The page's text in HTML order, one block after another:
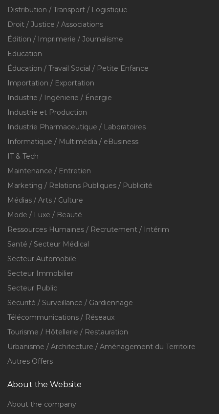
Distribution / Transport / Logistique
Droit / Justice / Associations
Édition / Imprimerie / Journalisme
Education
Éducation / Travail Social / Petite Enfance
Importation / Exportation
Industrie / Ingénierie / Énergie
Industrie et Production
Industrie Pharmaceutique / Laboratoires
Informatique / Multimédia / eBusiness
IT & Tech
Maintenance / Entretien
Marketing / Relations Publiques / Publicité
Médias / Arts / Culture
Mode / Luxe / Beauté
Ressources Humaines / Recrutement / Intérim
Santé / Secteur Médical
Secteur Automobile
Secteur Immobilier
Secteur Public
Sécurité / Surveillance / Gardiennage
Télécommunications / Réseaux
Tourisme / Hôtellerie / Restauration
Urbanisme / Architecture / Aménagement du Territoire
Autres Offers
About the Website
About the company